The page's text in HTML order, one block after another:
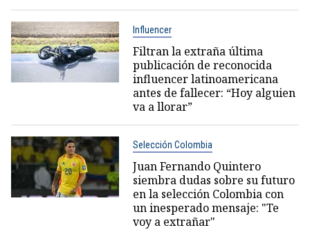
Influencer
Filtran la extraña última
publicación de reconocida
influencer latinoamericana
antes de fallecer: “Hoy alguien
va a llorar”
Selección Colombia
Juan Fernando Quintero
siembra dudas sobre su futuro
en la selección Colombia con
un inesperado mensaje: "Te
voy a extrañar"